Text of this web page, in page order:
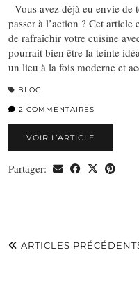
Vous avez déjà eu envie de
passer à l’action ? Cet
de rafraîchir votre cuisine
pourrait bien être la teinte
un lieu à la fois moderne et
BLOG
2 COMMENTAIRES
VOIR L’ARTICLE
Partager:
ARTICLES